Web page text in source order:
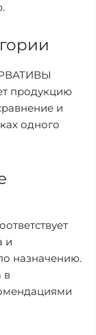
продукцию
и
одного
и
назначению.
в